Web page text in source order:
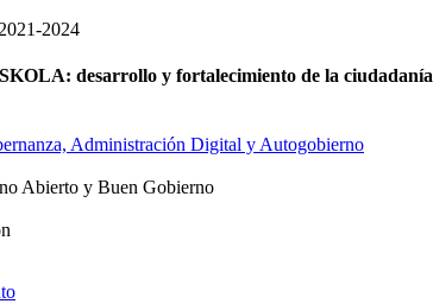
2024
desarrollo y fortalecimiento de la ciudadanía
Administración Digital y Autogobierno
Abierto y Buen Gobierno